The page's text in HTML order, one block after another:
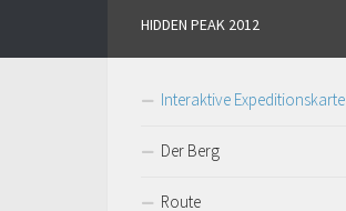
HIDDEN PEAK 2012
Interaktive Expeditionskarte
Der Berg
Route